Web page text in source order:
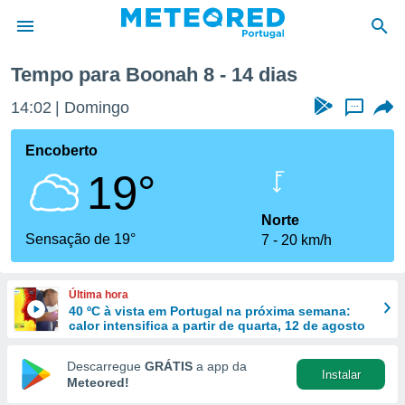
da
foi
fornecidas
a este
das
e
forma
digital
Tempo para Boonah 8 - 14 dias
14:02 Domingo ...
Encoberto
19°
Sensação de 19°
Norte
7
20 km/h
Última hora
40 ºC à vista em Portugal na próxima semana:
calor intensifica a partir de quarta, 12 de agosto
Descarregue GRÁTIS a app da
Meteored!
Instalar